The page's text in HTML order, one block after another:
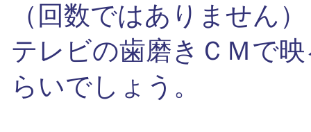
（回数ではありません）
テレビの歯磨きＣＭで
らいでしょう。